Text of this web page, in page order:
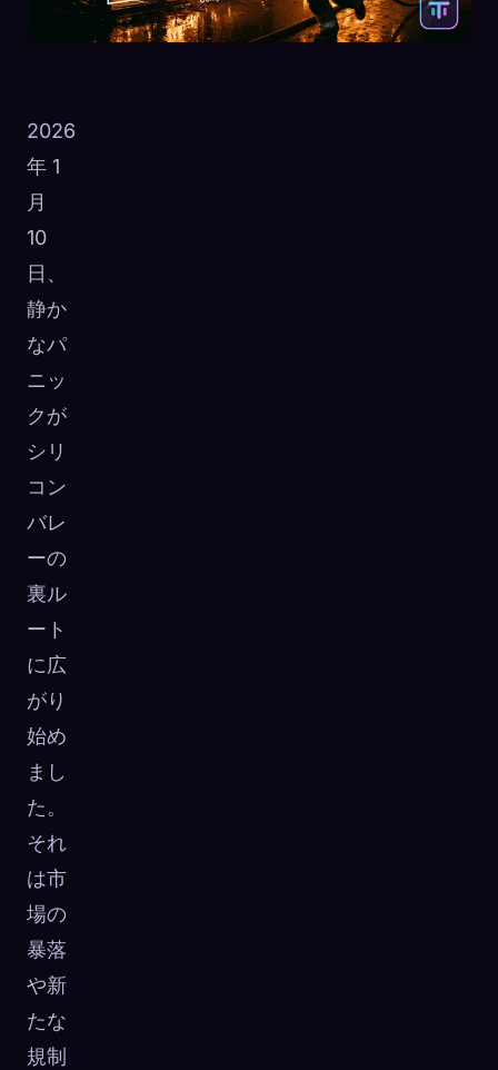
2026
年 1
月
10
日、
静か
なパ
ニッ
クが
シリ
コン
バレ
ーの
裏ル
ート
に広
がり
始め
まし
た。
それ
は市
場の
暴落
や新
たな
規制